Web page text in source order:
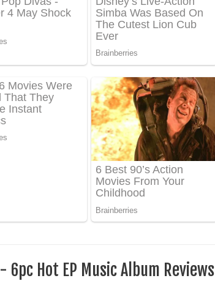
බෙන්තර පාලමේ ගීතයේ පද පෙළ
බැබලෙන ගීතයේ පද පෙළ
ආදරේ වැඩි නිසා ගීතයේ පද පෙළ
ගීතයේ පද පෙළ
පද පෙළ
- තරු යායේ දිලෙනා ගීතයේ පද පෙළ
සෝසා ගීතයේ පද පෙළ
ලංවීලා ගීතයේ පද පෙළ
පුරන්නට ගීතයේ පද පෙළ
- 6pc Hot EP Music Album Reviews